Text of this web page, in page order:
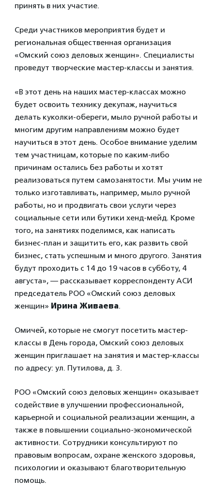
принять в них участие.
Среди участников мероприятия будет и
региональная общественная организация
«Омский союз деловых женщин». Специалисты
проведут творческие мастер-классы и занятия.
«В этот день на наших мастер-классах можно
будет освоить технику декупаж, научиться
делать куколки-обереги, мыло ручной работы и
многим другим направлениям можно будет
научиться в этот день. Особое внимание уделим
тем участницам, которые по каким-либо
причинам остались без работы и хотят
реализоваться путем самозанятости. Мы учим не
только изготавливать, например, мыло ручной
работы, но и продвигать свои услуги через
социальные сети или бутики хенд-мейд. Кроме
того, на занятиях поделимся, как написать
бизнес-план и защитить его, как развить свой
бизнес, стать успешным и много другого. Занятия
будут проходить с 14 до 19 часов в субботу, 4
августа», — рассказывает корреспонденту АСИ
председатель РОО «Омский союз деловых
женщин» Ирина Живаева.
Омичей, которые не смогут посетить мастер-
классы в День города, Омский союз деловых
женщин приглашает на занятия и мастер-классы
по адресу: ул. Путилова, д. 3.
РОО «Омский союз деловых женщин» оказывает
содействие в улучшении профессиональной,
карьерной и социальной реализации женщин, а
также в повышении социально-экономической
активности. Сотрудники консультируют по
правовым вопросам, охране женского здоровья,
психологии и оказывают благотворительную
помощь.